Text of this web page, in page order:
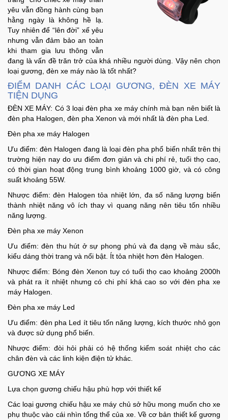
Ô
Tô
Xe
Máy
Đồ
chơi
công
nghệ
Dịch
vụ
Giải
pháp
Mẹ
Bé
yêu vẫn đồng hành cùng bạn
hằng ngày là không hề lạ.
Tuy nhiên để “lên đời” xế yêu
nhưng vẫn đảm bảo an toàn
khi tham gia lưu thông vẫn
đang là vấn đề trăn trở của khá nhiều người dùng. Vậy nên chọn
loại gương, đèn xe máy nào là tốt nhất?
ĐIỂM DANH CÁC LOẠI GƯƠNG, ĐÈN XE MÁY
TIỆN DỤNG
ĐÈN XE MÁY: Có 3 loại đèn pha xe máy chính mà bạn nên biết là
đèn pha Halogen, đèn pha Xenon và mới nhất là đèn pha Led.
Đèn pha xe máy Halogen
Ưu điểm: đèn Halogen đang là loại đèn pha phổ biến nhất trên thị
trường hiện nay do ưu điểm đơn giản và chi phí rẻ, tuổi thọ cao,
có thời gian hoạt động trung bình khoảng 1000 giờ, và có công
suất khoảng 55W.
Nhược điểm: đèn Halogen tỏa nhiệt lớn, đa số năng lượng biến
thành nhiệt năng vô ích thay vì quang năng nên tiêu tốn nhiều
năng lượng.
Đèn pha xe máy Xenon
Ưu điểm: đèn thu hút ở sự phong phú và đa dạng về màu sắc,
kiểu dáng thời trang và nổi bật. Ít tỏa nhiệt hơn đèn Halogen.
Nhược điểm: Bóng đèn Xenon tuy có tuổi thọ cao khoảng 2000h
và phát ra ít nhiệt nhưng có chi phí khá cao so với đèn pha xe
máy Halogen.
Đèn pha xe máy Led
Ưu điểm: đèn pha Led ít tiêu tốn năng lượng, kích thước nhỏ gọn
và được sử dụng phổ biến.
Nhược điểm: đòi hỏi phải có hệ thống kiểm soát nhiệt cho các
chân đèn và các linh kiện điện tử khác.
GƯƠNG XE MÁY
Lựa chọn gương chiếu hậu phù hợp với thiết kế
Các loại gương chiếu hậu xe máy chủ sở hữu mong muốn cho xe
phụ thuộc vào cái nhìn tổng thể của xe. Về cơ bản thiết kế gương